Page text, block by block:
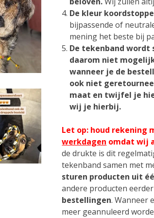
De kleur
bijpassende of
mening het beste bij
De tekenband wordt
daarom niet
wanneer je de
ook niet
maat en twijfel je
wij je hierbij.
Let op: houd rekening
werkdagen omdat wij
de drukte is dit
tekenband samen met
sturen producten uit
andere producten
bestellingen. Wanneer
meer geannuleerd